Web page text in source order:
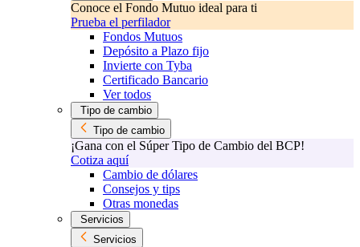
Conoce el Fondo Mutuo ideal para ti
Prueba el perfilador
Fondos Mutuos
Depósito a Plazo fijo
Invierte con Tyba
Certificado Bancario
Ver todos
Tipo de cambio
Tipo de cambio
¡Gana con el Súper Tipo de Cambio del BCP!
Cotiza aquí
Cambio de dólares
Consejos y tips
Otras monedas
Servicios
Servicios